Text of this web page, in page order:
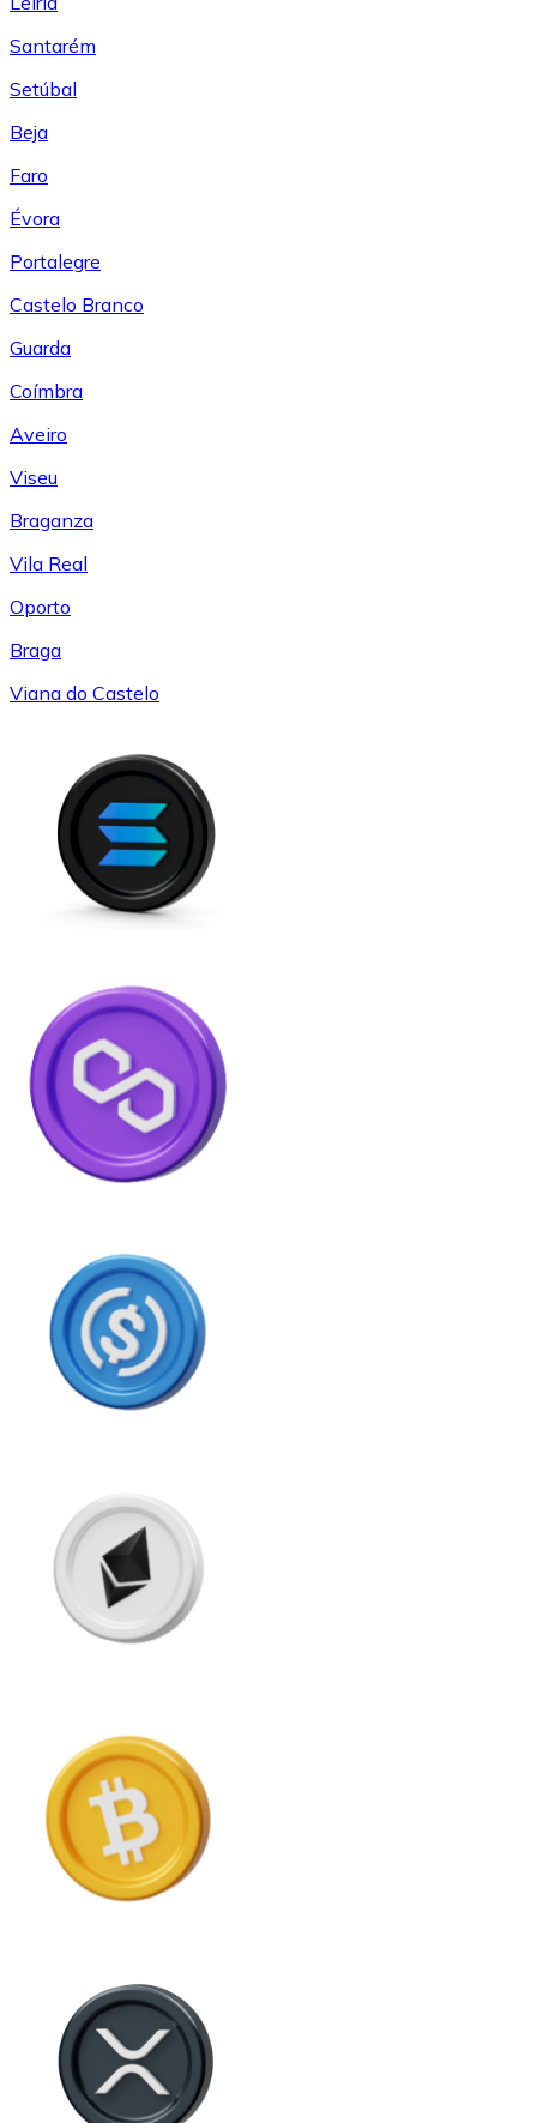
Santarém
Setúbal
Beja
Faro
Évora
Portalegre
Castelo Branco
Guarda
Coímbra
Aveiro
Viseu
Braganza
Vila Real
Oporto
Braga
Viana do Castelo